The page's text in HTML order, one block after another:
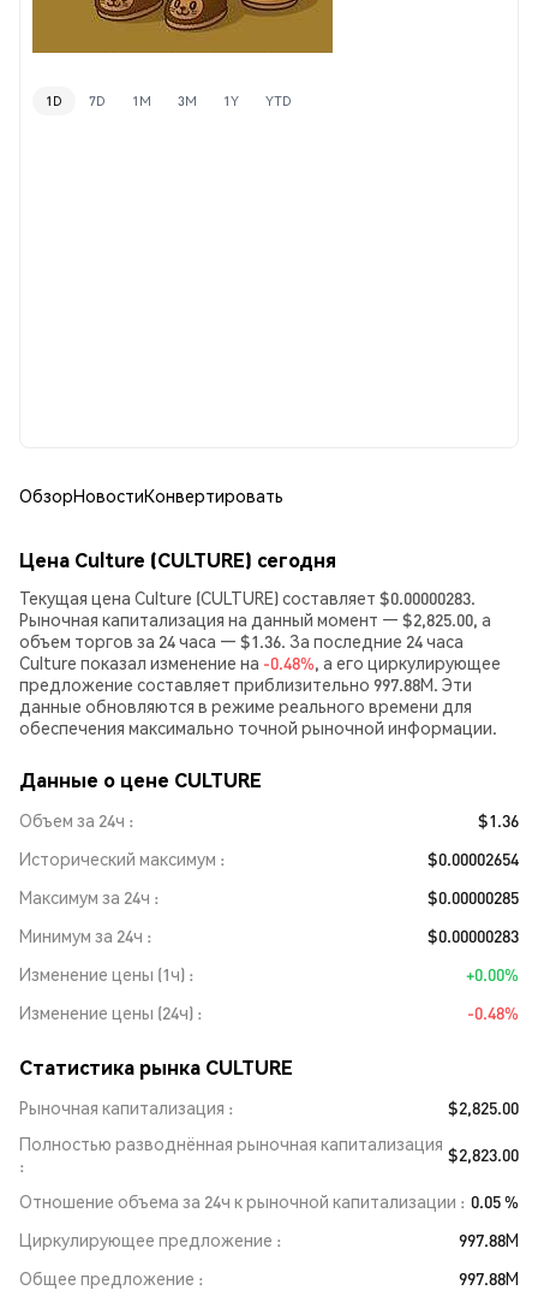
1D 7D 1M 3M 1Y YTD
ОбзорНовостиКонвертировать
Цена Culture (CULTURE) сегодня
Текущая цена Culture (CULTURE) составляет $0.00000283.
Рыночная капитализация на данный момент — $2,825.00, а
объем торгов за 24 часа — $1.36. За последние 24 часа
Culture показал изменение на -0.48%, а его циркулирующее
предложение составляет приблизительно 997.88M. Эти
данные обновляются в режиме реального времени для
обеспечения максимально точной рыночной информации.
Данные о цене CULTURE
Объем за 24ч
$1.36
Исторический максимум
$0.00002654
Максимум за 24ч
$0.00000285
Минимум за 24ч
$0.00000283
Изменение цены (1ч)
+0.00%
Изменение цены (24ч)
-0.48%
Статистика рынка CULTURE
Рыночная капитализация
$2,825.00
Полностью разводнённая рыночная капитализация $2,823.00
Отношение объема за 24ч к рыночной капитализации
0.05 %
Циркулирующее предложение
997.88M
Общее предложение
997.88M